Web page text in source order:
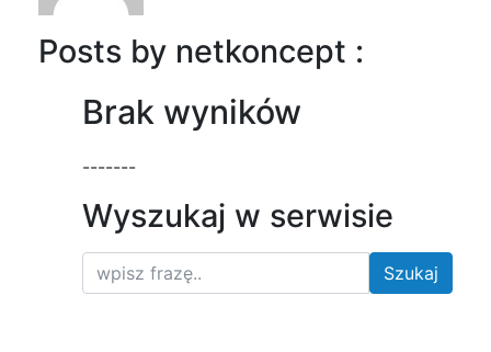
Posts by netkoncept :
Brak wyników
-------
Wyszukaj w serwisie